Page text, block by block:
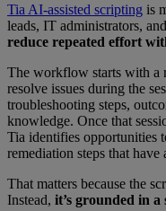
Tia AI-assisted scripting is
leads, IT administrators,
reduce repeated effort
The workflow starts with a
resolve issues during the
troubleshooting steps,
knowledge. Once that
Tia identifies opportunities
remediation steps that
That matters because the
Instead, it’s grounded in a